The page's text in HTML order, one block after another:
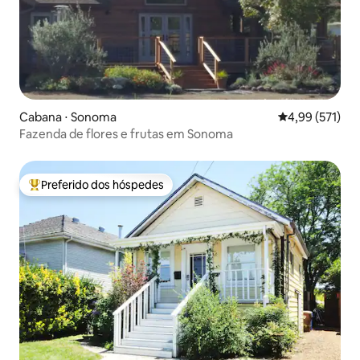
Cabana ⋅ Sonoma 4,99 de uma
4,99 (571)
Fazenda de flores e frutas em Sonoma
Entre os melhores preferidos dos hóspedes
Preferido dos hóspedes